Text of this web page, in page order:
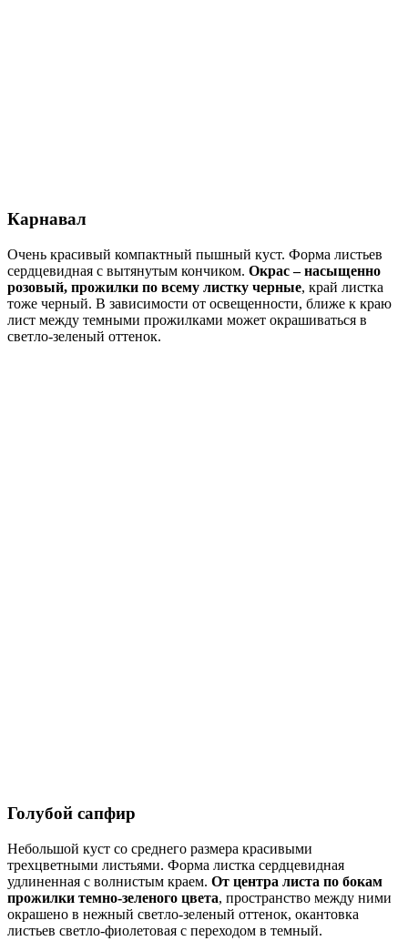
Карнавал
Очень красивый компактный пышный куст. Форма листьев
сердцевидная с вытянутым кончиком. Окрас – насыщенно
розовый, прожилки по всему листку черные, край листка
тоже черный. В зависимости от освещенности, ближе к краю
лист между темными прожилками может окрашиваться в
светло-зеленый оттенок.
Голубой сапфир
Небольшой куст со среднего размера красивыми
трехцветными листьями. Форма листка сердцевидная
удлиненная с волнистым краем. От центра листа по бокам
прожилки темно-зеленого цвета, пространство между ними
окрашено в нежный светло-зеленый оттенок, окантовка
листьев светло-фиолетовая с переходом в темный.